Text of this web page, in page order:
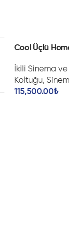
Cool Üçlü
İkili Sinema ve
Koltuğu,
115,500.00₺